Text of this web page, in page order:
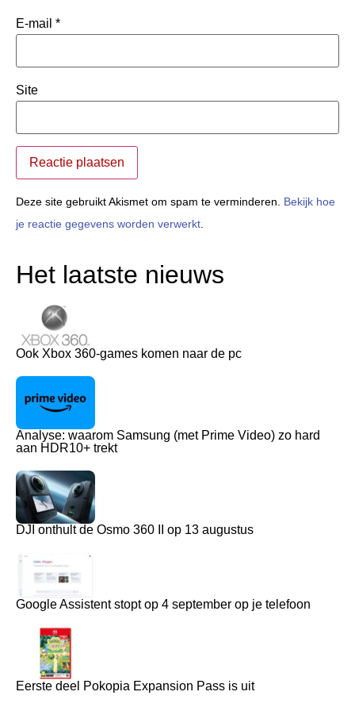
E-mail *
Site
Deze site gebruikt Akismet om spam te verminderen. Bekijk hoe
je reactie gegevens worden verwerkt
Het laatste nieuws
Ook Xbox 360-games komen naar de pc
Analyse: waarom Samsung (met Prime Video) zo hard
aan HDR10+ trekt
DJI onthult de Osmo 360 II op 13 augustus
Google Assistent stopt op 4 september op je telefoon
Eerste deel Pokopia Expansion Pass is uit